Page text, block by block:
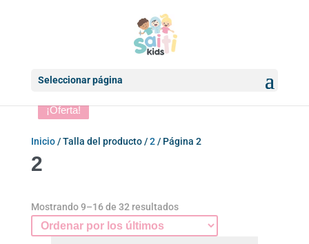
Seleccionar página
Inicio/ Talla del producto /2/ Página 2
2
Mostrando 9–16 de 32 resultadosOrdenado
los
¡Oferta!
¡Oferta!
¡Oferta!
¡Oferta!
¡Oferta!
¡Oferta!
¡Oferta!
¡Oferta!